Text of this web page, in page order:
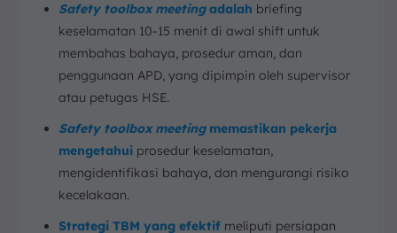
Safety toolbox meetingadalah briefing
keselamatan 10-15 menit di awal shift untuk
membahas bahaya, prosedur aman, dan
penggunaan APD, yang dipimpin oleh supervisor
atau petugas HSE.
Safety toolbox meetingmemastikan pekerja
mengetahui prosedur keselamatan,
mengidentifikasi bahaya, dan mengurangi risiko
kecelakaan.
Strategi TBM yang efektif meliputi persiapan